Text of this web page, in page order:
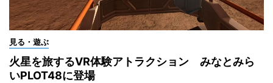
見る・遊ぶ
火星を旅するVR体験アトラクション みなとみら
いPLOT48に登場